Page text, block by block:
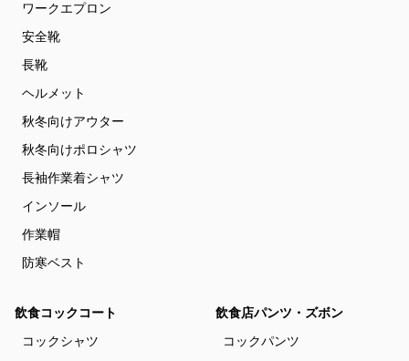
ワークエプロン
安全靴
長靴
ヘルメット
秋冬向けアウター
秋冬向けポロシャツ
長袖作業着シャツ
インソール
作業帽
防寒ベスト
飲食コックコート
コックシャツ
飲食店パンツ・ズボン
コックパンツ